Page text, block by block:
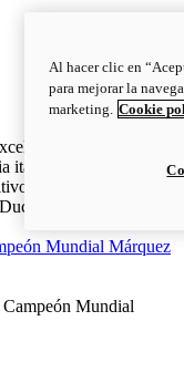
italiana.
italiana, con ADN
la Panigale es el
Mundial Márquez
Mundial
Al hacer clic en
para mejorar la
marketing. Cookie